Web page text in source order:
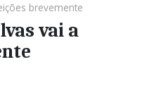
brevemente
vai a